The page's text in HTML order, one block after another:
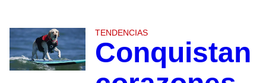
TENDENCIAS
Conquistan